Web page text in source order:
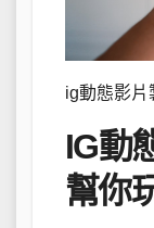
ig動態影片
IG動
幫你